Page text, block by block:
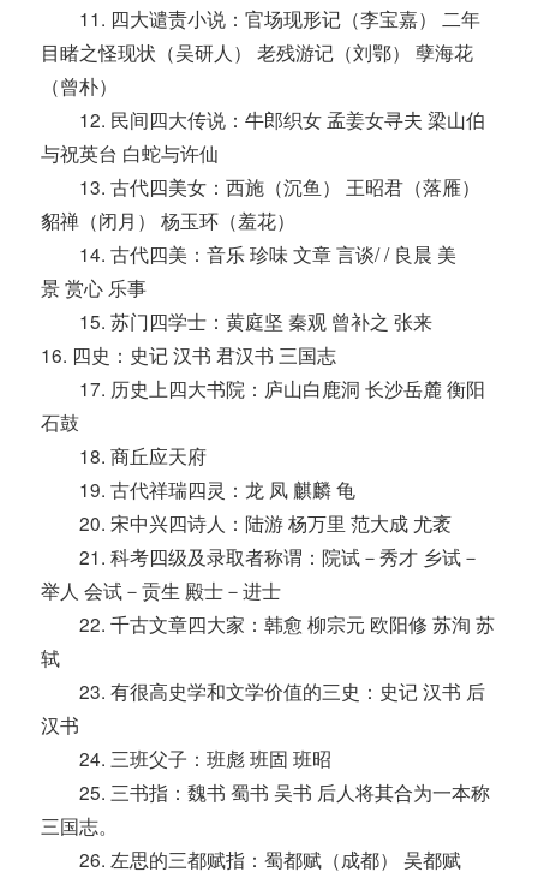
11. 四大谴责小说：官场现形记（李宝嘉） 二年
目睹之怪现状（吴研人） 老残游记（刘鄂） 孽海花
（曾朴）
12. 民间四大传说：牛郎织女 孟姜女寻夫 梁山伯
与祝英台 白蛇与许仙
13. 古代四美女：西施（沉鱼） 王昭君（落雁）
貂禅（闭月） 杨玉环（羞花）
14. 古代四美：音乐 珍味 文章 言谈/ / 良晨 美
景 赏心 乐事
15. 苏门四学士：黄庭坚 秦观 曾补之 张来
16. 四史：史记 汉书 君汉书 三国志
17. 历史上四大书院：庐山白鹿洞 长沙岳麓 衡阳
石鼓
18. 商丘应天府
19. 古代祥瑞四灵：龙 凤 麒麟 龟
20. 宋中兴四诗人：陆游 杨万里 范大成 尤袤
21. 科考四级及录取者称谓：院试－秀才 乡试－
举人 会试－贡生 殿士－进士
22. 千古文章四大家：韩愈 柳宗元 欧阳修 苏洵 苏
轼
23. 有很高史学和文学价值的三史：史记 汉书 后
汉书
24. 三班父子：班彪 班固 班昭
25. 三书指：魏书 蜀书 吴书 后人将其合为一本称
三国志。
26. 左思的三都赋指：蜀都赋（成都） 吴都赋